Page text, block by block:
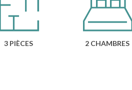
3 PIÈCES 2 CHAMBRES